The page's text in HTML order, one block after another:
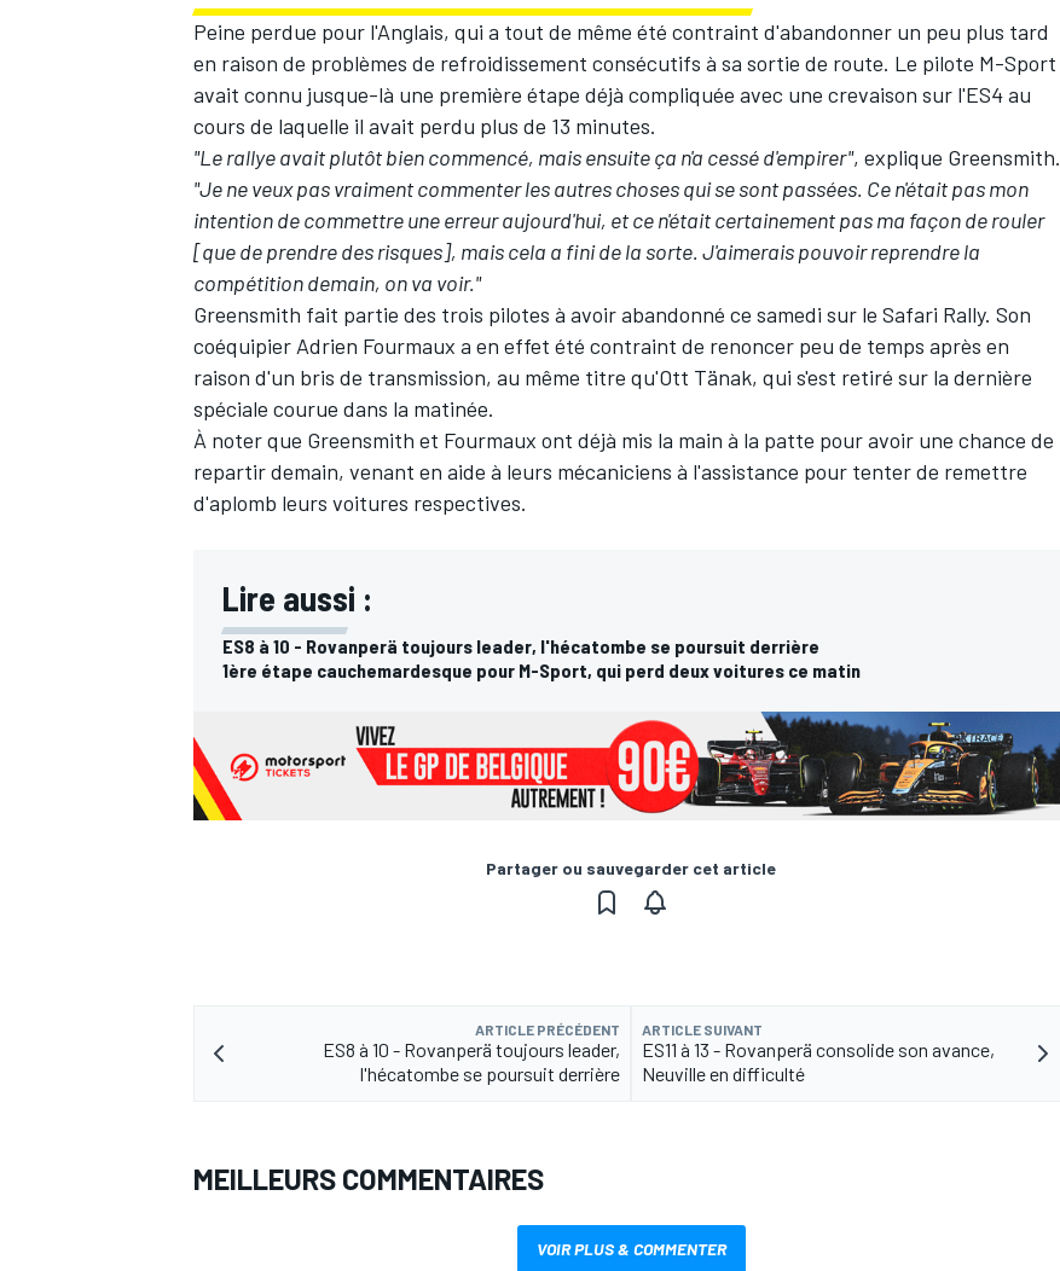
Peine perdue pour l'Anglais, qui a tout de même été contraint d'abandonner un peu plus tard
en raison de problèmes de refroidissement consécutifs à sa sortie de route. Le pilote M-Sport
avait connu jusque-là une première étape déjà compliquée avec une crevaison sur l'ES4 au
cours de laquelle il avait perdu plus de 13 minutes.
"Le rallye avait plutôt bien commencé, mais ensuite ça n'a cessé d'empirer", explique Greensmith.
"Je ne veux pas vraiment commenter les autres choses qui se sont passées. Ce n'était pas mon
intention de commettre une erreur aujourd'hui, et ce n'était certainement pas ma façon de rouler
[que de prendre des risques], mais cela a fini de la sorte. J'aimerais pouvoir reprendre la
compétition demain, on va voir."
Greensmith fait partie des trois pilotes à avoir abandonné ce samedi sur le Safari Rally. Son
coéquipier Adrien Fourmaux a en effet été contraint de renoncer peu de temps après en
raison d'un bris de transmission, au même titre qu'Ott Tänak, qui s'est retiré sur la dernière
spéciale courue dans la matinée.
À noter que Greensmith et Fourmaux ont déjà mis la main à la patte pour avoir une chance de
repartir demain, venant en aide à leurs mécaniciens à l'assistance pour tenter de remettre
d'aplomb leurs voitures respectives.
Lire aussi :
ES8 à 10 - Rovanperä toujours leader, l'hécatombe se poursuit derrière
1ère étape cauchemardesque pour M-Sport, qui perd deux voitures ce matin
Partager ou sauvegarder cet article
ARTICLE PRÉCÉDENT
ES8 à 10 - Rovanperä toujours leader,
l'hécatombe se poursuit derrière
ARTICLE SUIVANT
ES11 à 13 - Rovanperä consolide son avance,
Neuville en difficulté
MEILLEURS COMMENTAIRES
VOIR PLUS & COMMENTER